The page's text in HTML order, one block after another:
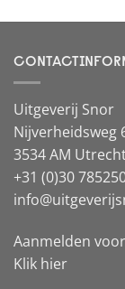
Uitgeverij Snor
Nijverheidsweg
3534 AM
+31 (0)30
Aanmelden
Klik hier